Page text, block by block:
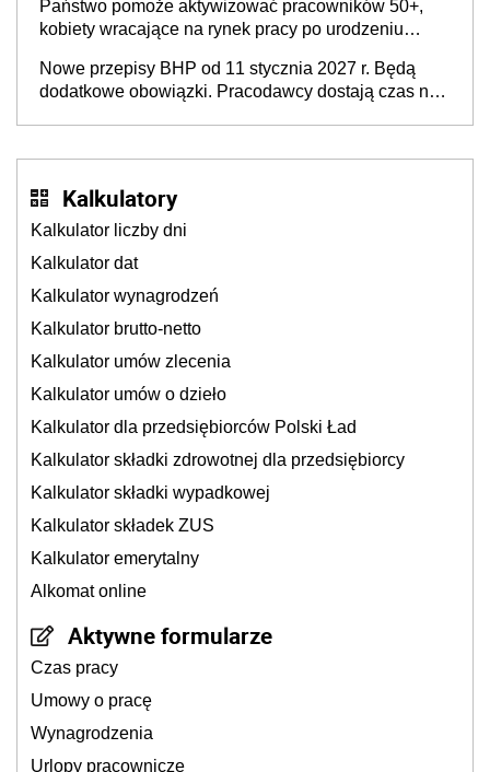
Państwo pomoże aktywizować pracowników 50+,
kobiety wracające na rynek pracy po urodzeniu
neuroatypowe. Powstanie Fundusz na rzecz
Inkluzywności w Zatrudnianiu?
Nowe przepisy BHP od 11 stycznia 2027 r. Będą
dodatkowe obowiązki. Pracodawcy dostają czas na
Kalkulatory
Kalkulator liczby dni
Kalkulator dat
Kalkulator wynagrodzeń
Kalkulator brutto-netto
Kalkulator umów zlecenia
Kalkulator umów o dzieło
Kalkulator dla przedsiębiorców Polski Ład
Kalkulator składki zdrowotnej dla przedsiębiorcy
Kalkulator składki wypadkowej
Kalkulator składek ZUS
Kalkulator emerytalny
Alkomat online
Aktywne formularze
Czas pracy
Umowy o pracę
Wynagrodzenia
Urlopy pracownicze